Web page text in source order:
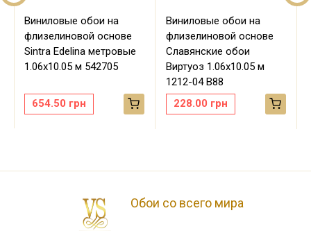
Виниловые обои на
флизелиновой основе
Sintra Edelina метровые
1.06х10.05 м 542705
654.50 грн
Виниловые обои на
флизелиновой основе
Славянские обои
Виртуоз 1.06х10.05 м
1212-04 В88
228.00 грн
Обои со всего мира